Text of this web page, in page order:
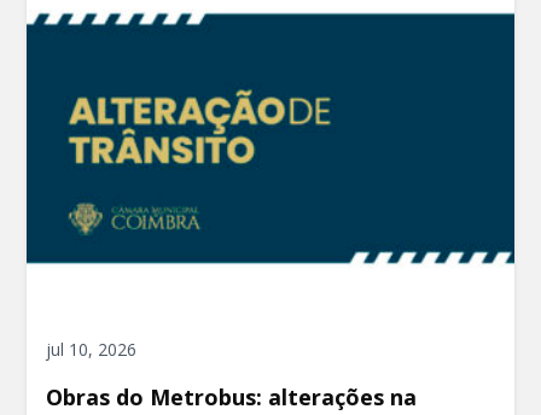
jul 10, 2026
Obras do Metrobus: alterações na